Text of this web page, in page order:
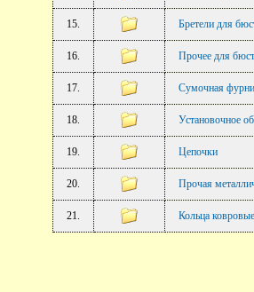
15. Бретели для
16. Прочее для
17. Сумочная
18. Установочное
19. Цепочки
20. Прочая
21. Кольца ковровые